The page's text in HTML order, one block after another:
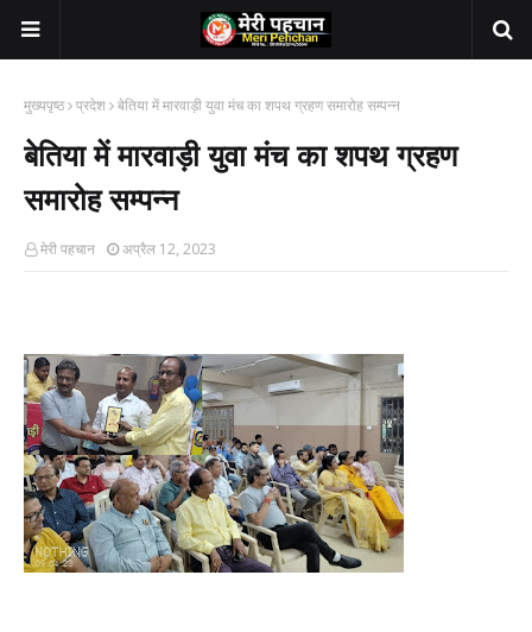
मुख्यपृष्ठ प्रदेश बेतिया में मारवाड़ी युवा मंच का शपथ ग्रहण समारोह सम्पन्न
बेतिया में मारवाड़ी युवा मंच का शपथ ग्रहण
समारोह सम्पन्न
मेरी पहचान अप्रैल 12, 2023